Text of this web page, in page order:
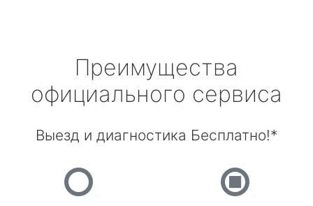
Преимущества
официального сервиса
Выезд и диагностика Бесплатно!*